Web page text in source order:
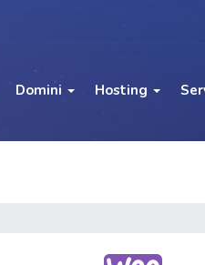
Domini Hosting